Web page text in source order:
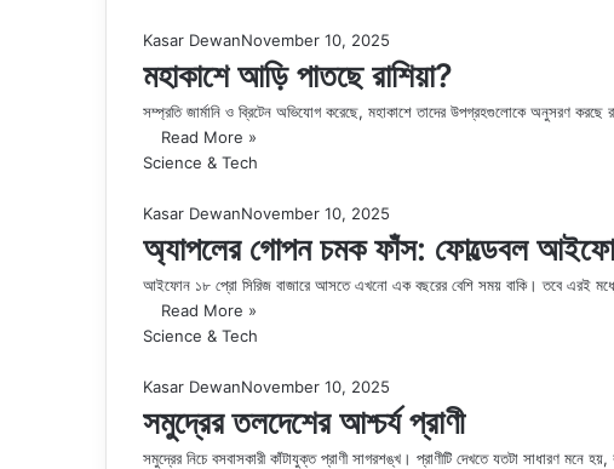
Kasar DewanNovember 10, 2025
মহাকাশে আড়ি পাতছে রাশিয়া?
সম্প্রতি জার্মানি ও ব্রিটেন অভিযোগ করেছে, মহাকাশে তাদের উপগ্রহগুলোকে অনুসরণ করছে
Read More »
Science & Tech
Kasar DewanNovember 10, 2025
অ্যাপলের গোপন চমক ফাঁস: ফোল্ডেবল
আইফোন ১৮ প্রো সিরিজ বাজারে আসতে এখনো এক বছরের বেশি সময় বাকি। তবে এরই
Read More »
Science & Tech
Kasar DewanNovember 10, 2025
সমুদ্রের তলদেশের আশ্চর্য প্রাণী
সমুদ্রের নিচে বসবাসকারী কাঁটাযুক্ত প্রাণী সাগরশঙ্খ। প্রাণীটি দেখতে যতটা সাধারণ